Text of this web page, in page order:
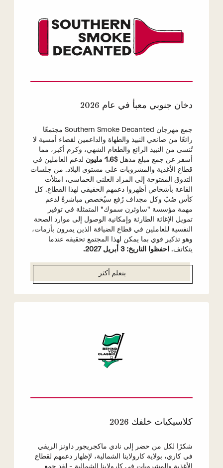
دخان جنوبي معبأ في عام 2026
جمع مهرجان Southern Smoke Decanted مجتمعًا
رائعًا من صانعي النبيذ والطهاة والداعمين لقضاء أمسية لا
تُنسى من النبيذ الرائع والطعام الشهي، وكرم أكبر، مما
أسفر عن جمع مبلغ مذهل$1.6 مليون
لدعم العاملين في
قطاع الأغذية والمشروبات على مستوى البلاد. من جلسات
التذوق المفتوحة إلى المزاد العلني الحماسي، امتلأت
القاعة بأشخاص أظهروا دعمهم الحقيقي لهذا القطاع. كل
كأس صُبّ وكل مجداف رُفع سيُخصص مباشرةً لدعم
مهمة مؤسسة "ساوثرن سموك" المتمثلة في توفير
تمويل الإغاثة الطارئة وإمكانية الوصول إلى موارد الصحة
النفسية للعاملين في قطاع الضيافة الذين يمرون بأزمات،
وهو تذكير قوي بما يمكن لهذا المجتمع تحقيقه عندما
يتكاتف. احفظوا التاريخ: 3 أبريل 2027.
يتعلم أكثر
كلاسيكيات خلفك 2026
شكرًا لكل من حضر إلى نادي ماكجريجور داونز الريفي
في كاري، بولاية كارولاينا الشمالية، لإظهار دعمهم لقطاع
الأغذية والمشروبات في كارولاينا الشمالية - لقد جمع